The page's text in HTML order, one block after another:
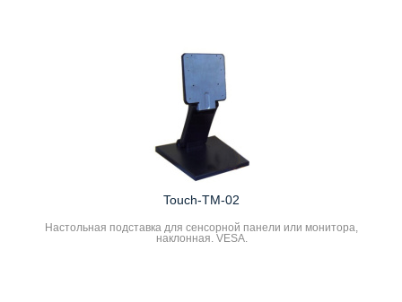
Touch-TM-02
Настольная подставка для сенсорной панели или монитора,
наклонная. VESA.